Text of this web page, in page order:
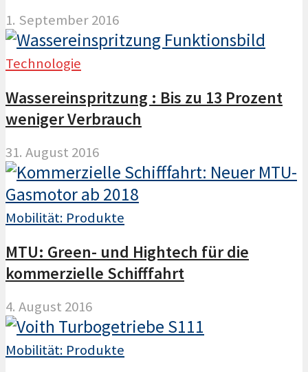
1. September 2016
Technologie
Wassereinspritzung : Bis zu 13 Prozent
weniger Verbrauch
31. August 2016
Mobilität: Produkte
MTU: Green- und Hightech für die
kommerzielle Schifffahrt
4. August 2016
Mobilität: Produkte